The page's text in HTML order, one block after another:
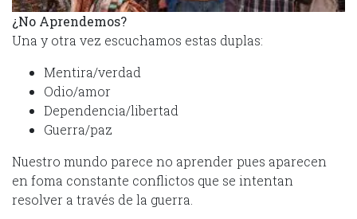
¿No Aprendemos?
Una y otra vez escuchamos estas duplas:
Mentira/verdad
Odio/amor
Dependencia/libertad
Guerra/paz
Nuestro mundo parece no aprender pues aparecen
en foma constante conflictos que se intentan
resolver a través de la guerra.